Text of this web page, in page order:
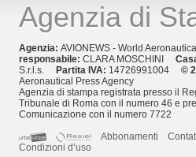
Agenzia di
Agenzia: AVIONEWS - World
responsabile: CLARA MOSCHINI
S.r.l.s.
Partita IVA: 14726991004 ©
Aeronautical Press Agency
Agenzia di stampa registrata presso il
Tribunale di Roma con il numero 46 e
Comunicazione con il numero 7722
Abbonamenti
Condizioni d’uso